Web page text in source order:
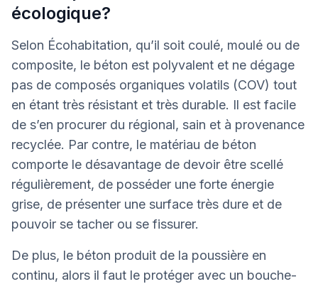
écologique?
Selon Écohabitation, qu’il soit coulé, moulé ou de
composite, le béton est polyvalent et ne dégage
pas de composés organiques volatils (COV) tout
en étant très résistant et très durable. Il est facile
de s’en procurer du régional, sain et à provenance
recyclée. Par contre, le matériau de béton
comporte le désavantage de devoir être scellé
régulièrement, de posséder une forte énergie
grise, de présenter une surface très dure et de
pouvoir se tacher ou se fissurer.
De plus, le béton produit de la poussière en
continu, alors il faut le protéger avec un bouche-